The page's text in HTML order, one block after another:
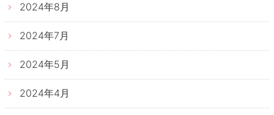
2024年8月
2024年7月
2024年5月
2024年4月